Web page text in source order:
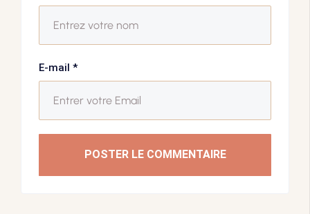
E-mail *
POSTER LE COMMENTAIRE